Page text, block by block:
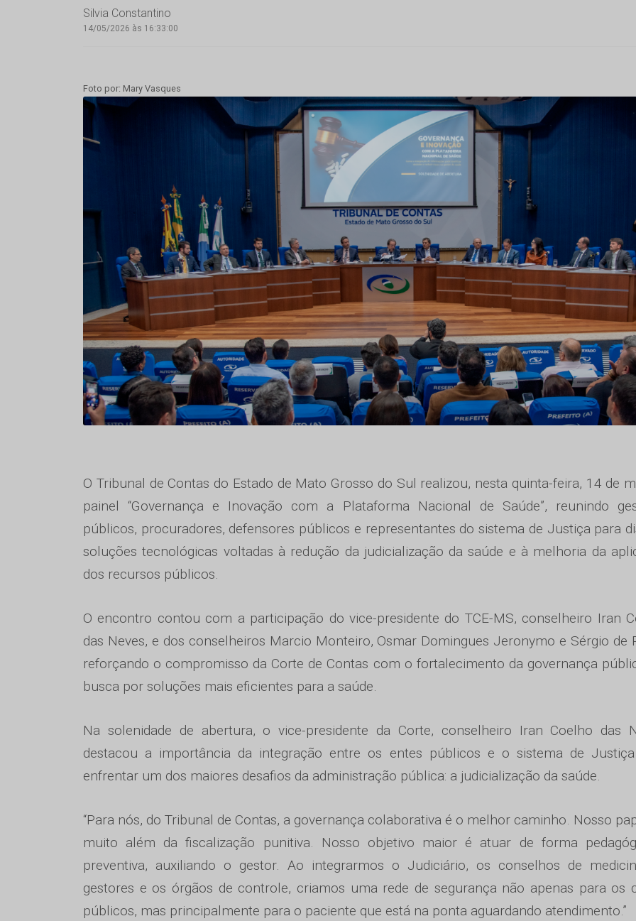
Silvia Constantino
14/05/2026 às 16:33:00
Foto por: Mary Vasques
O Tribunal de Contas do Estado de Mato Grosso do Sul realizou, nesta quinta-feira, 14 de
painel “Governança e Inovação com a Plataforma Nacional de Saúde”, reunindo
públicos, procuradores, defensores públicos e representantes do sistema de Justiça para
soluções tecnológicas voltadas à redução da judicialização da saúde e à melhoria da
dos recursos públicos.
O encontro contou com a participação do vice-presidente do TCE-MS, conselheiro Iran
das Neves, e dos conselheiros Marcio Monteiro, Osmar Domingues Jeronymo e Sérgio de
reforçando o compromisso da Corte de Contas com o fortalecimento da governança
busca por soluções mais eficientes para a saúde.
Na solenidade de abertura, o vice-presidente da Corte, conselheiro Iran Coelho das
destacou a importância da integração entre os entes públicos e o sistema de
enfrentar um dos maiores desafios da administração pública: a judicialização da saúde.
“Para nós, do Tribunal de Contas, a governança colaborativa é o melhor caminho. Nosso
muito além da fiscalização punitiva. Nosso objetivo maior é atuar de forma
preventiva, auxiliando o gestor. Ao integrarmos o Judiciário, os conselhos de
gestores e os órgãos de controle, criamos uma rede de segurança não apenas para os
públicos, mas principalmente para o paciente que está na ponta aguardando atendimento.”